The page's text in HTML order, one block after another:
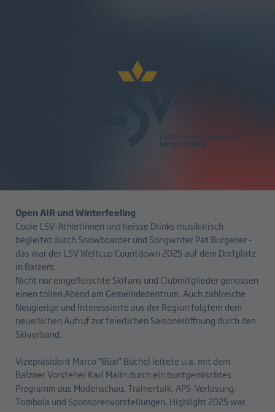
Open AIR und Winterfeeling
Coole LSV-AthletInnen und heisse Drinks musikalisch
begleitet durch Snowboarder und Songwriter Pat Burgener -
das war der LSV Weltcup Countdown 2025 auf dem Dorfplatz
in Balzers.
Nicht nur eingefleischte Skifans und Clubmitglieder genossen
einen tollen Abend am Gemeindezentrum. Auch zahlreiche
Neugierige und Interessierte aus der Region folgtem dem
neuerlichen Aufruf zur feierlichen Saisoneröffnung durch den
Skiverband.
Vizepräsident Marco "Büxi" Büchel leitete u.a. mit dem
Balzner Vorsteher Karl Malin durch ein buntgemischtes
Programm aus Modenschau, Trainertalk, APS-Verlosung,
Tombola und Sponsorenvorstellungen. Highlight 2025 war